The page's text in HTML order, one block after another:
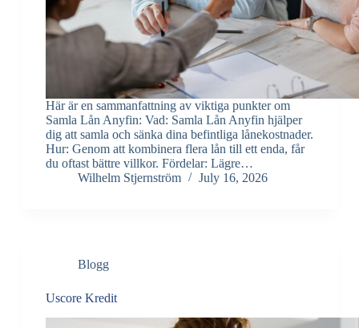
Här är en sammanfattning av viktiga punkter om
Samla Lån Anyfin: Vad: Samla Lån Anyfin hjälper
dig att samla och sänka dina befintliga lånekostnader.
Hur: Genom att kombinera flera lån till ett enda, får
du oftast bättre villkor. Fördelar: Lägre…
Wilhelm Stjernström
July 16, 2026
Blogg
Uscore Kredit